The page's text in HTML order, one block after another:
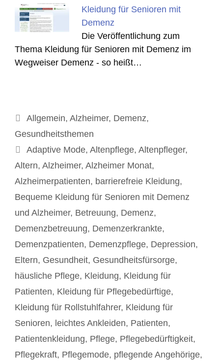
Kleidung für Senioren mit
Demenz
Die Veröffentlichung zum
Thema Kleidung für Senioren mit Demenz im
Wegweiser Demenz - so heißt…
Kategorien
Allgemein, Alzheimer, Demenz,
Gesundheitsthemen
Schlagwörter
Adaptive Mode, Altenpflege, Altenpfleger,
Altern, Alzheimer, Alzheimer Monat,
Alzheimerpatienten, barrierefreie Kleidung,
Bequeme Kleidung für Senioren mit Demenz
und Alzheimer, Betreuung, Demenz,
Demenzbetreuung, Demenzerkrankte,
Demenzpatienten, Demenzpflege, Depression,
Eltern, Gesundheit, Gesundheitsfürsorge,
häusliche Pflege, Kleidung, Kleidung für
Patienten, Kleidung für Pflegebedürftige,
Kleidung für Rollstuhlfahrer, Kleidung für
Senioren, leichtes Ankleiden, Patienten,
Patientenkleidung, Pflege, Pflegebedürftigkeit,
Pflegekraft, Pflegemode, pflegende Angehörige,